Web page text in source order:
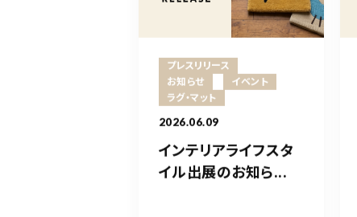
プレスリリース
お知らせ
イベント
ラグ・マット
2026.06.09
インテリアライフスタ
イル出展のお知ら...